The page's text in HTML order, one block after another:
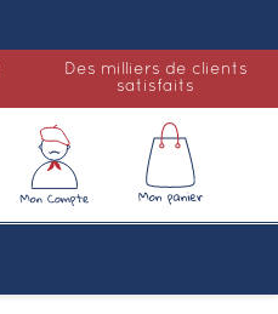
Des milliers de clients
satisfaits